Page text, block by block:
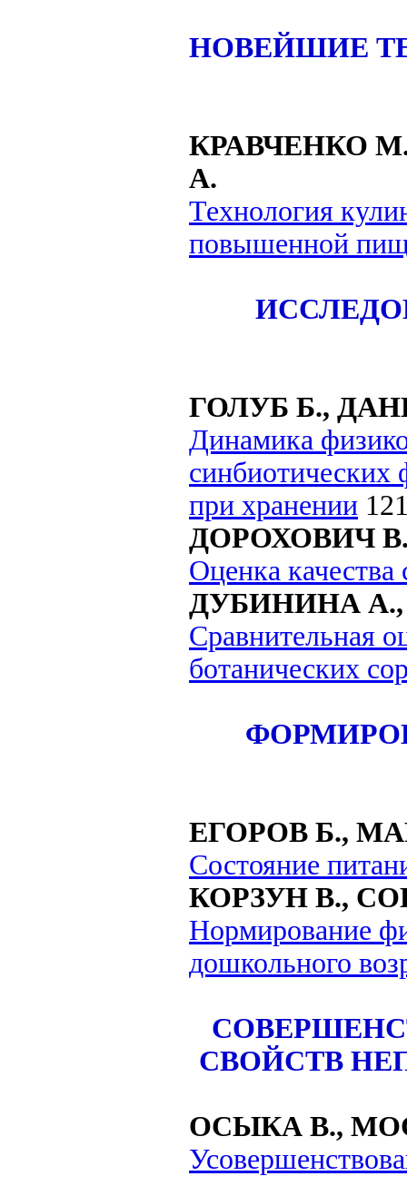
НОВЕЙШИЕ
КРАВЧЕНКО
А.
Технология
повышенной
ГОЛУБ Б.,
Динамика
при хранении
ДОРОХОВИЧ
Оценка качества
ДУБИНИНА
Сравнительная
ботанических
ЕГОРОВ Б.,
Состояние
КОРЗУН В.,
Нормирование
дошкольного
СВОЙСТВ
ОСЫКА В.,